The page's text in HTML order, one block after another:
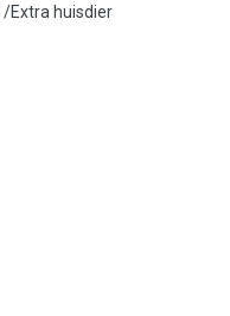
/Extra huisdier